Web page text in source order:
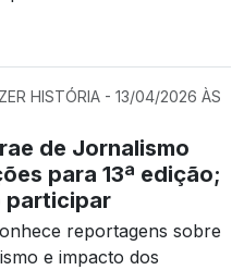
HISTÓRIA - 13/04/2026 ÀS
de Jornalismo
para 13ª edição;
participar
reportagens sobre
e impacto dos